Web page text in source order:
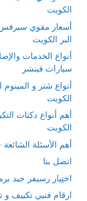
الكويت
أسعار مقوي
البر الكويت
أنواع الخدمات
سيارات فينشر
أنواع شتر و
الكويت
أهم أنواع دكتات
الكويت
أهم الأسئلة
اتصل بنا
اختِيار رسيفر جيد برمجة
ارقام فنيي تكييف و